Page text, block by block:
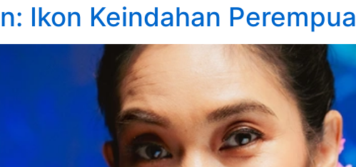
Ikon Keindahan